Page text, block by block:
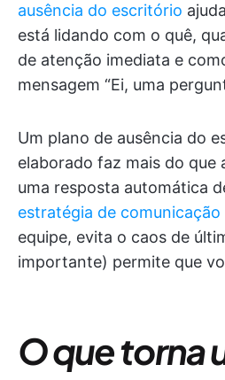
ausência do escritório
está lidando com o quê,
de atenção imediata e
mensagem “Ei, uma
Um plano de ausência do
elaborado faz mais do que
uma resposta automática
estratégia de comunicação
equipe, evita o caos de
importante) permite que
O que torna